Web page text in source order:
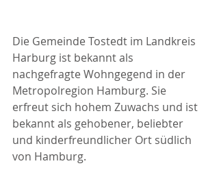
Die Gemeinde Tostedt im Landkreis
Harburg ist bekannt als
nachgefragte Wohngegend in der
Metropolregion Hamburg. Sie
erfreut sich hohem Zuwachs und ist
bekannt als gehobener, beliebter
und kinderfreundlicher Ort südlich
von Hamburg.